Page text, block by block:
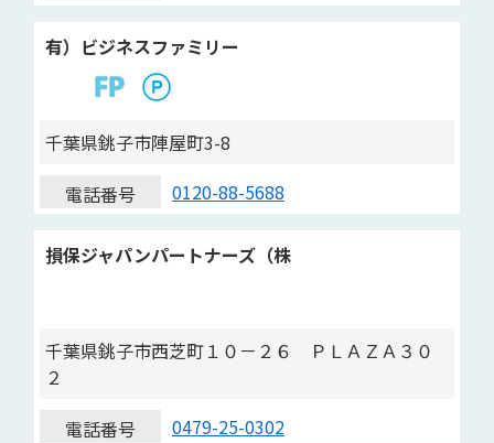
有）ビジネスファミリー
千葉県銚子市陣屋町3-8
電話番号
0120-88-5688
損保ジャパンパートナーズ（株
千葉県銚子市西芝町１０－２６ ＰＬＡＺＡ３０
２
電話番号
0479-25-0302